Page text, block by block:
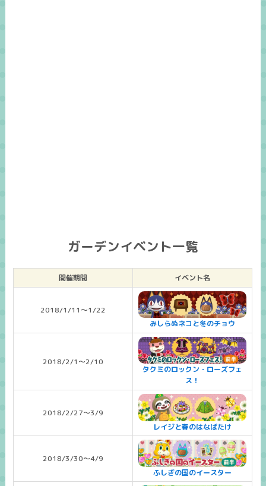
ガーデンイベント一覧
開催期間 イベント名
2018/1/11～1/22
みしらぬネコと冬のチョウ
2018/2/1～2/10
タクミのロックン・ローズフェ
ス！
2018/2/27～3/9
レイジと春のはなばたけ
2018/3/30～4/9
ふしぎの国のイースター